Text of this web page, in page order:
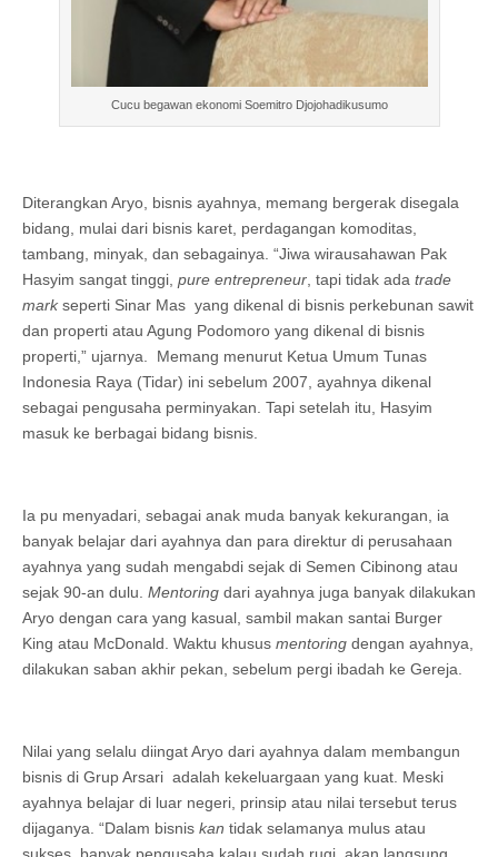
Cucu begawan ekonomi Soemitro Djojohadikusumo
Diterangkan Aryo, bisnis ayahnya, memang bergerak disegala
bidang, mulai dari bisnis karet, perdagangan komoditas,
tambang, minyak, dan sebagainya. “Jiwa wirausahawan Pak
Hasyim sangat tinggi, pure entrepreneur , tapi tidak ada trade
markseperti Sinar Mas yang dikenal di bisnis perkebunan sawit
dan properti atau Agung Podomoro yang dikenal di bisnis
properti,” ujarnya. Memang menurut Ketua Umum Tunas
Indonesia Raya (Tidar) ini sebelum 2007, ayahnya dikenal
sebagai pengusaha perminyakan. Tapi setelah itu, Hasyim
masuk ke berbagai bidang bisnis.
Ia pu menyadari, sebagai anak muda banyak kekurangan, ia
banyak belajar dari ayahnya dan para direktur di perusahaan
ayahnya yang sudah mengabdi sejak di Semen Cibinong atau
sejak 90-an dulu. Mentoring dari ayahnya juga banyak dilakukan
Aryo dengan cara yang kasual, sambil makan santai Burger
King atau McDonald. Waktu khusus mentoring dengan ayahnya,
dilakukan saban akhir pekan, sebelum pergi ibadah ke Gereja.
Nilai yang selalu diingat Aryo dari ayahnya dalam membangun
bisnis di Grup Arsari adalah kekeluargaan yang kuat. Meski
ayahnya belajar di luar negeri, prinsip atau nilai tersebut terus
dijaganya. “Dalam bisnis kan tidak selamanya mulus atau